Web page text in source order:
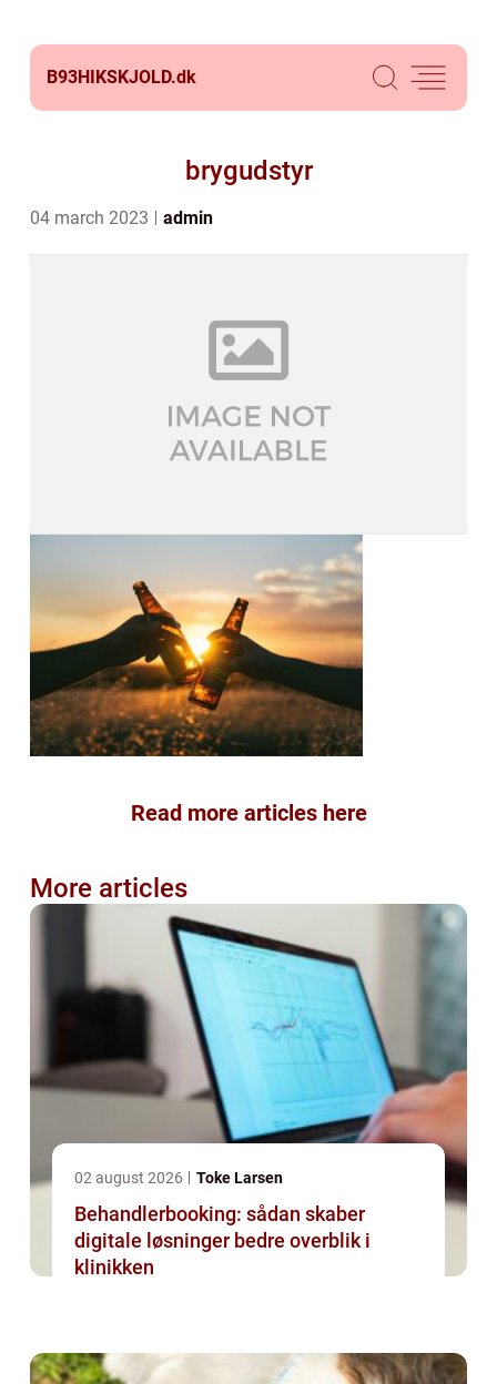
B93HIKSKJOLD.dk
brygudstyr
04 march 2023 admin
Read more articles here
More articles
02 august 2026 Toke Larsen
Behandlerbooking: sådan skaber
digitale løsninger bedre overblik i
klinikken